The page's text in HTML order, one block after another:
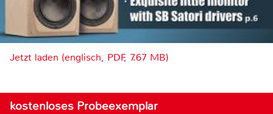
Jetzt laden (englisch, PDF, 7.67 MB)
kostenloses Probeexemplar